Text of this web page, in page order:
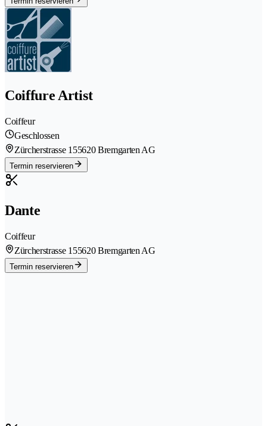
Coiffure Artist
Coiffeur
Geschlossen
Zürcherstrasse 155620 Bremgarten AG
Termin reservieren
Dante
Coiffeur
Zürcherstrasse 155620 Bremgarten AG
Termin reservieren